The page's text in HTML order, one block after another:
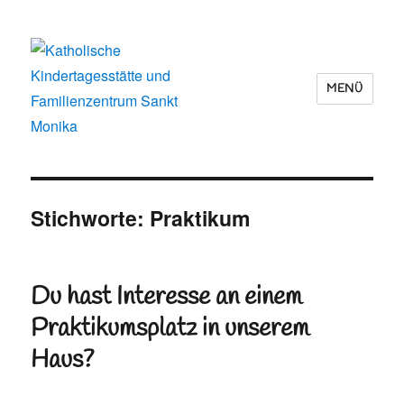
Familienzentrum Sankt Monika
MENÜ
Stichworte: Praktikum
Du hast Interesse an einem
Praktikumsplatz in unserem
Haus?